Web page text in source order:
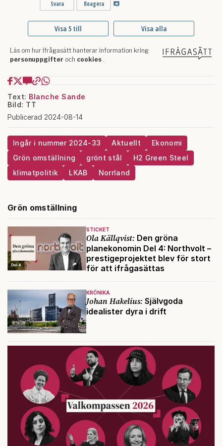
Text: Blanche Sande
Bild: TT
Publicerad 2024-08-14
Ingår i nummer 2024-33 Aktuellt
Ekonomi
Grön omställning
grönt stål
H2 Green Steel
klimatpolitik
LKAB Norrland
Grön omställning
STICKET
Ola Källqvist: Den gröna
planekonomin Del 4: Northvolt –
prestigeprojektet blev för stort
för att ifrågasättas
KRÖNIKA
Johan Hakelius: Självgoda
idealister dyra i drift